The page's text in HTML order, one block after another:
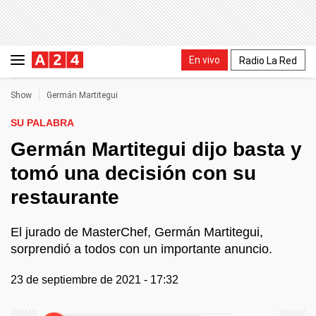
En vivo Radio La Red
Show Germán Martitegui
SU PALABRA
Germán Martitegui dijo basta y
tomó una decisión con su
restaurante
El jurado de MasterChef, Germán Martitegui,
sorprendió a todos con un importante anuncio.
23 de septiembre de 2021 - 17:32